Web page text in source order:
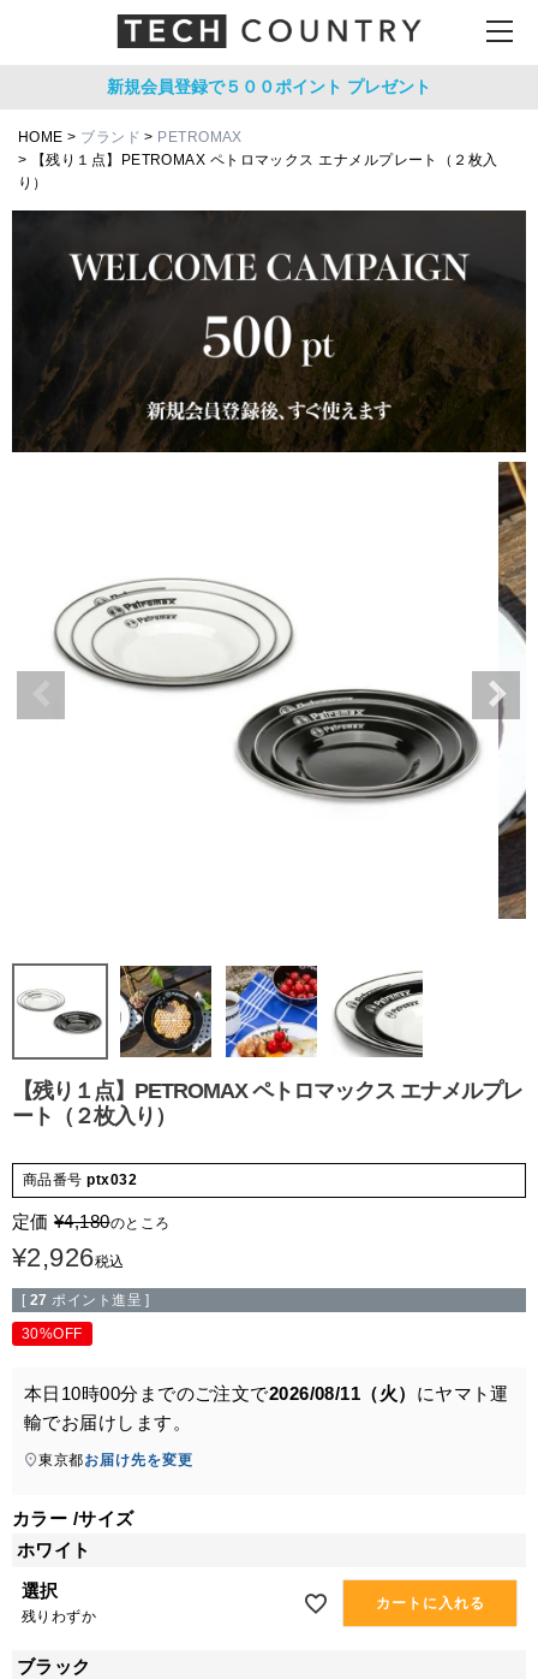
新規会員登録で５００ポイント プレゼント
HOME ブランド
PETROMAX
【残り１点】PETROMAX ペトロマックス エナメルプレート（２枚入
り）
【残り１点】PETROMAX ペトロマックス エナメルプレ
ート（２枚入り）
商品番号 ptx032
定価 ¥4,180のところ
¥2,926税込
[ 27 ポイント進呈 ]
30%OFF
本日 10時00分 までのご注文で2026/08/11（火） にヤマト運
輸でお届けします。
東京都お届け先を変更
カラー サイズ
ホワイト
選択
残りわずか
カートに入れる
ブラック